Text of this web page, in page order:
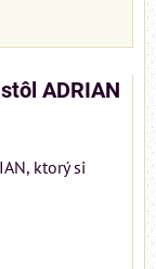
ADRIAN
ktorý si